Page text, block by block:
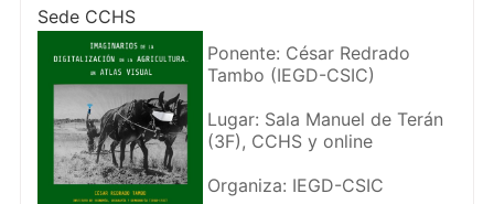
Sede CCHS
Ponente: César Redrado
Tambo (IEGD-CSIC)
Lugar: Sala Manuel de Terán
(3F), CCHS y online
Organiza: IEGD-CSIC